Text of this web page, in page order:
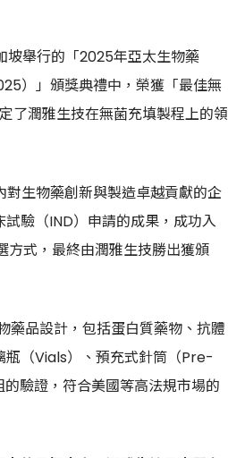
坡舉行的「2025年亞太生物藥
）」頒獎典禮中，榮獲「最佳無
潤雅生技在無菌充填製程上的領
生物藥創新與製造卓越貢獻的企
驗（IND）申請的成果，成功入
方式，最終由潤雅生技勝出獲頒
藥品設計，包括蛋白質藥物、抗體
瓶（Vials）、預充式針筒（Pre-
驗證，符合美國等高法規市場的